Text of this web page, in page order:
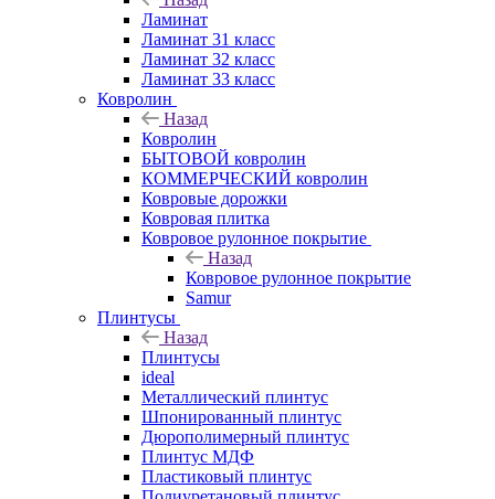
Ламинат
Ламинат 31 класс
Ламинат 32 класс
Ламинат 33 класс
Ковролин
Назад
Ковролин
БЫТОВОЙ ковролин
КОММЕРЧЕСКИЙ ковролин
Ковровые дорожки
Ковровая плитка
Ковровое рулонное покрытие
Назад
Ковровое рулонное покрытие
Samur
Плинтусы
Назад
Плинтусы
ideal
Металлический плинтус
Шпонированный плинтус
Дюрополимерный плинтус
Плинтус МДФ
Пластиковый плинтус